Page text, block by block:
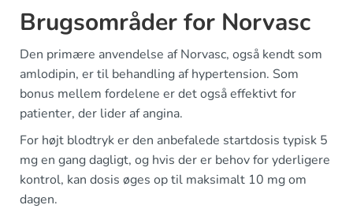
Brugsområder for Norvasc
Den primære anvendelse af Norvasc, også kendt som
amlodipin, er til behandling af hypertension. Som
bonus mellem fordelene er det også effektivt for
patienter, der lider af angina.
For højt blodtryk er den anbefalede startdosis typisk 5
mg en gang dagligt, og hvis der er behov for yderligere
kontrol, kan dosis øges op til maksimalt 10 mg om
dagen.